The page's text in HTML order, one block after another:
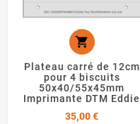

Plateau carré de 12cm
pour 4 biscuits
50x40/55x45mm
Imprimante DTM Eddie
35,00 €Prix